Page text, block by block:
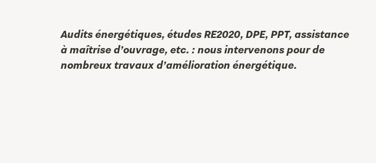
Audits énergétiques, études RE2020, DPE, PPT, assistance
à maîtrise d’ouvrage, etc. : nous intervenons pour de
nombreux travaux d’amélioration énergétique.